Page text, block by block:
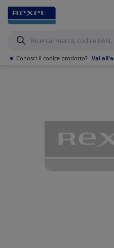
• Conosci il codice prodotto? Vai
Prodotti /Canalizzazioni Canaline
Derivazioni e accessori per Canale forato